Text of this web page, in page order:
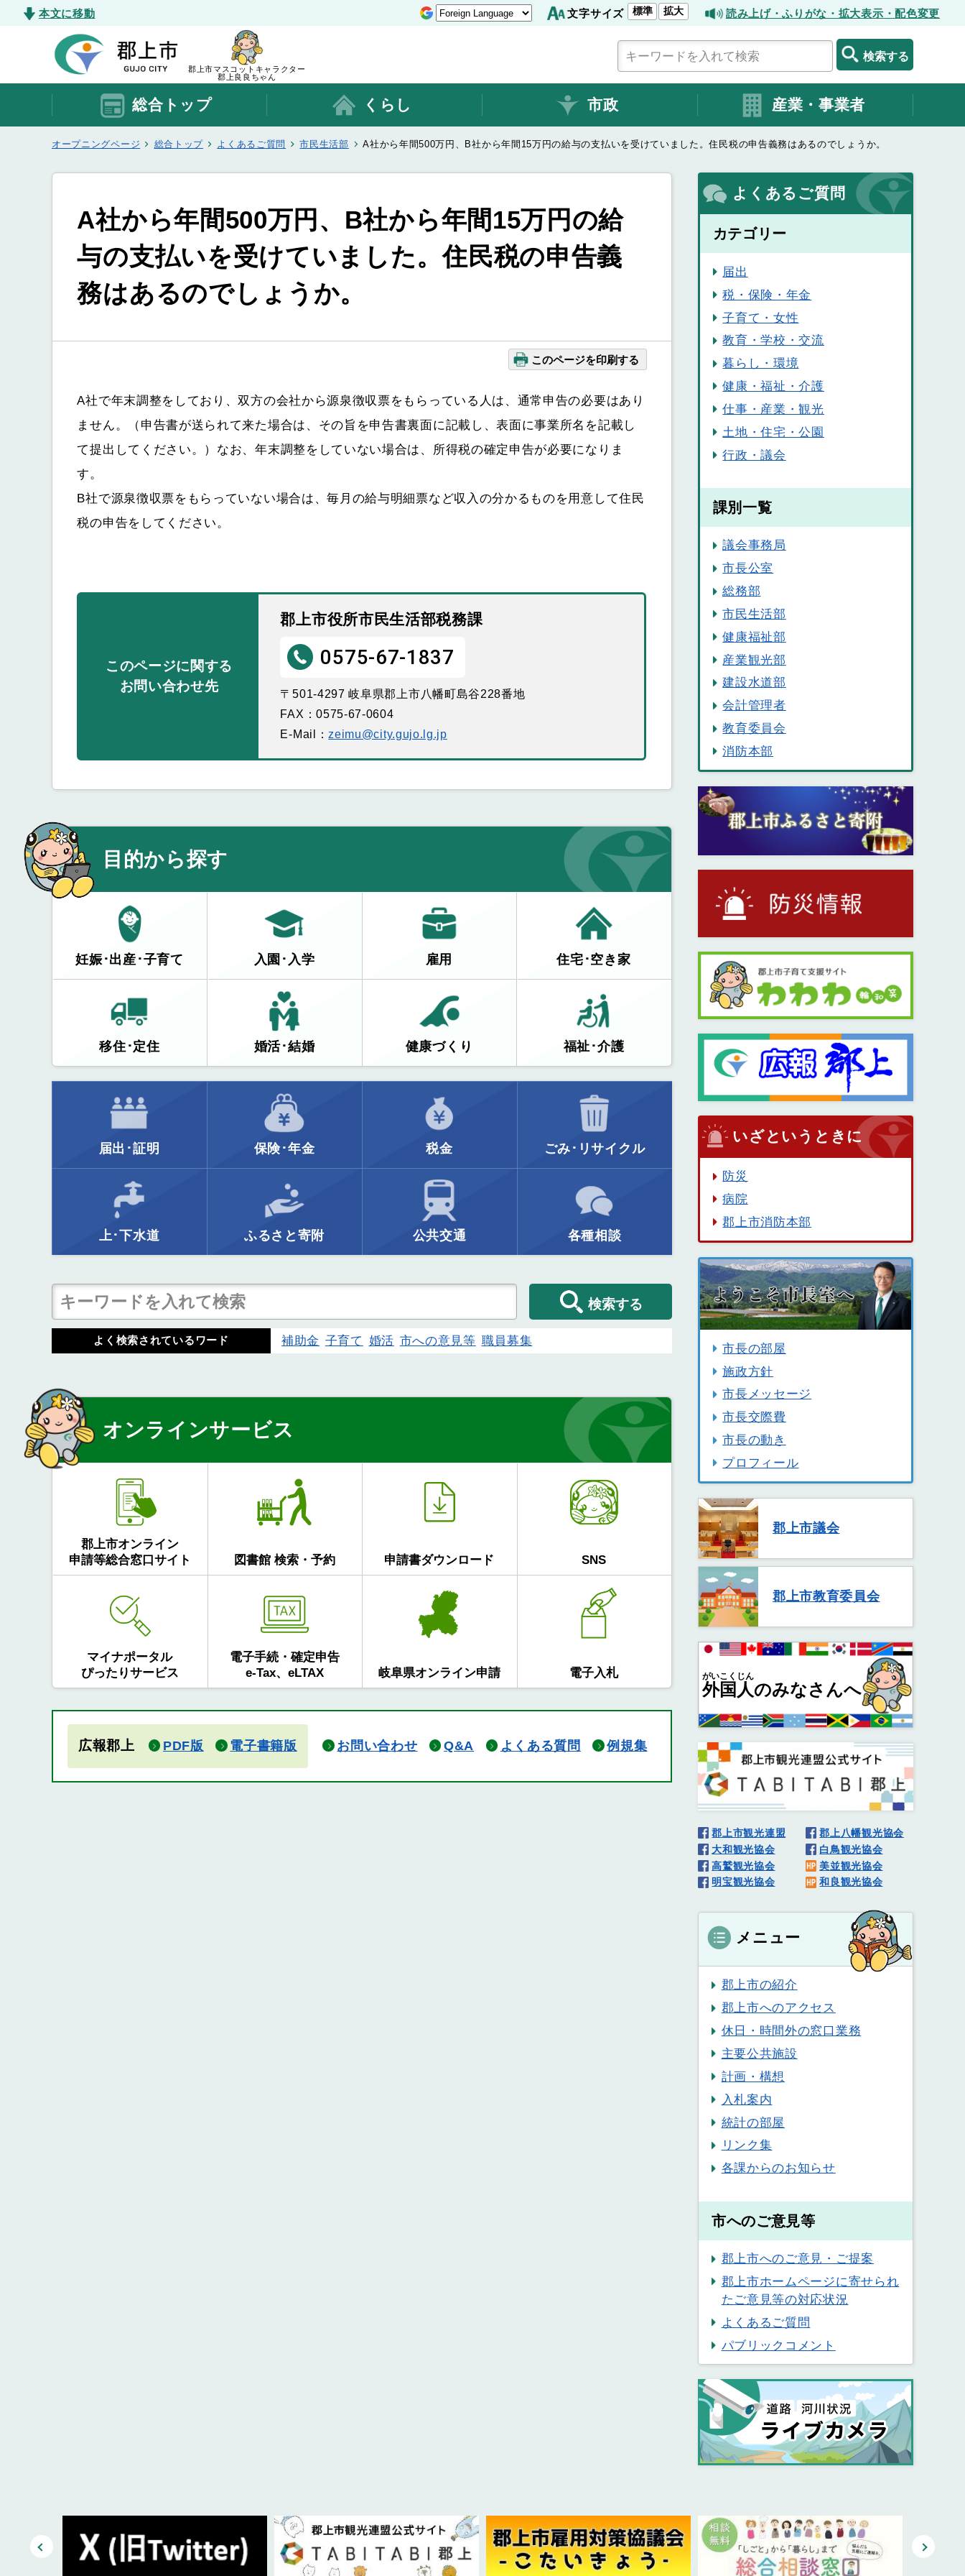
本文に移動 文字サイズ 標準 拡大 読み上げ・ふりがな・拡大表示・配色変更
郡上市マスコットキャラクター
郡上良良ちゃん
検索する
総合トップ くらし 市政 産業・事業者
オープニングページ 総合トップ よくあるご質問 市民生活部 A社から年間500万円、B社から年間15万円の給与の支払いを受けていました。住民税の申告義務はあるのでしょうか。
A社から年間500万円、B社から年間15万円の給
与の支払いを受けていました。住民税の申告義
務はあるのでしょうか。
このページを印刷する
A社で年末調整をしており、双方の会社から源泉徴収票をもらっている人は、通常申告の必要はあり
ません。（申告書が送られて来た場合は、その旨を申告書裏面に記載し、表面に事業所名を記載し
て提出してください。）なお、年末調整をしていない場合は、所得税の確定申告が必要になりま
す。
B社で源泉徴収票をもらっていない場合は、毎月の給与明細票など収入の分かるものを用意して住民
税の申告をしてください。
このページに関する
お問い合わせ先
郡上市役所市民生活部税務課
0575-67-1837
〒501-4297 岐阜県郡上市八幡町島谷228番地
FAX：0575-67-0604
E-Mail：zeimu@city.gujo.lg.jp
目的から探す
妊娠･出産･子育て 入園･入学 雇用 住宅･空き家
移住･定住 婚活･結婚 健康づくり 福祉･介護
届出･証明 保険･年金 税金 ごみ･リサイクル
上･下水道 ふるさと寄附 公共交通 各種相談
検索する
よく検索されているワード 補助金 子育て 婚活 市への意見等 職員募集
オンラインサービス
郡上市オンライン
申請等総合窓口サイト
図書館 検索・予約 申請書ダウンロード SNS
マイナポータル
ぴったりサービス
電子手続・確定申告
e-Tax、eLTAX
岐阜県オンライン申請 電子入札
広報郡上 PDF版 電子書籍版 お問い合わせ Q&A よくある質問 例規集
よくあるご質問
カテゴリー
届出
税・保険・年金
子育て・女性
教育・学校・交流
暮らし・環境
健康・福祉・介護
仕事・産業・観光
土地・住宅・公園
行政・議会
課別一覧
議会事務局
市長公室
総務部
市民生活部
健康福祉部
産業観光部
建設水道部
会計管理者
教育委員会
消防本部
いざというときに
防災
病院
郡上市消防本部
市長の部屋
施政方針
市長メッセージ
市長交際費
市長の動き
プロフィール
郡上市議会
郡上市教育委員会
外国人
がいこくじん
のみなさんへ
郡上市観光連盟
郡上八幡観光協会
大和観光協会
白鳥観光協会
高鷲観光協会
美並観光協会
明宝観光協会
和良観光協会
メニュー
郡上市の紹介
郡上市へのアクセス
休日・時間外の窓口業務
主要公共施設
計画・構想
入札案内
統計の部屋
リンク集
各課からのお知らせ
市へのご意見等
郡上市へのご意見・ご提案
郡上市ホームページに寄せられ
たご意見等の対応状況
よくあるご質問
パブリックコメント